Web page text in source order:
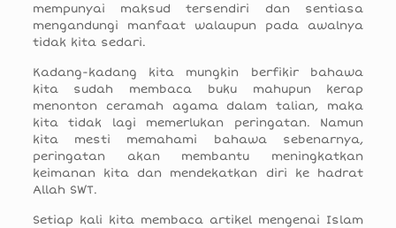
mempunyai maksud tersendiri dan sentiasa
mengandungi manfaat walaupun pada awalnya
tidak kita sedari.
Kadang-kadang kita mungkin berfikir bahawa
kita sudah membaca buku mahupun kerap
menonton ceramah agama dalam talian, maka
kita tidak lagi memerlukan peringatan. Namun
kita mesti memahami bahawa sebenarnya,
peringatan akan membantu meningkatkan
keimanan kita dan mendekatkan diri ke hadrat
Allah SWT.
Setiap kali kita membaca artikel mengenai Islam